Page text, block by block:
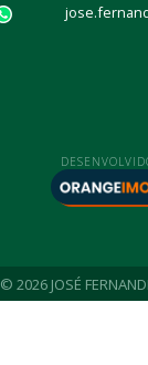
WhatsApp
© 2026 JOSÉ